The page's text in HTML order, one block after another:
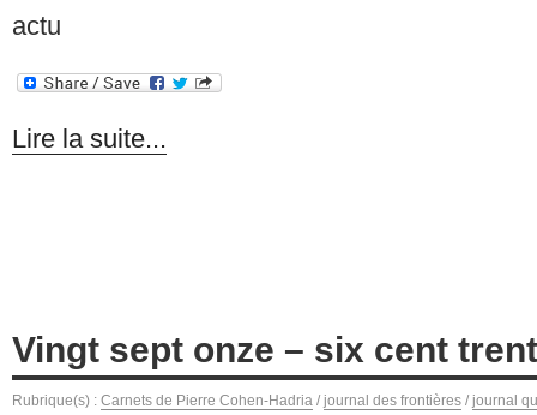
actu
Lire la suite...
Vingt sept onze – six cent
Rubrique(s) : Carnets de Pierre Cohen-Hadria / journal des frontières / journal